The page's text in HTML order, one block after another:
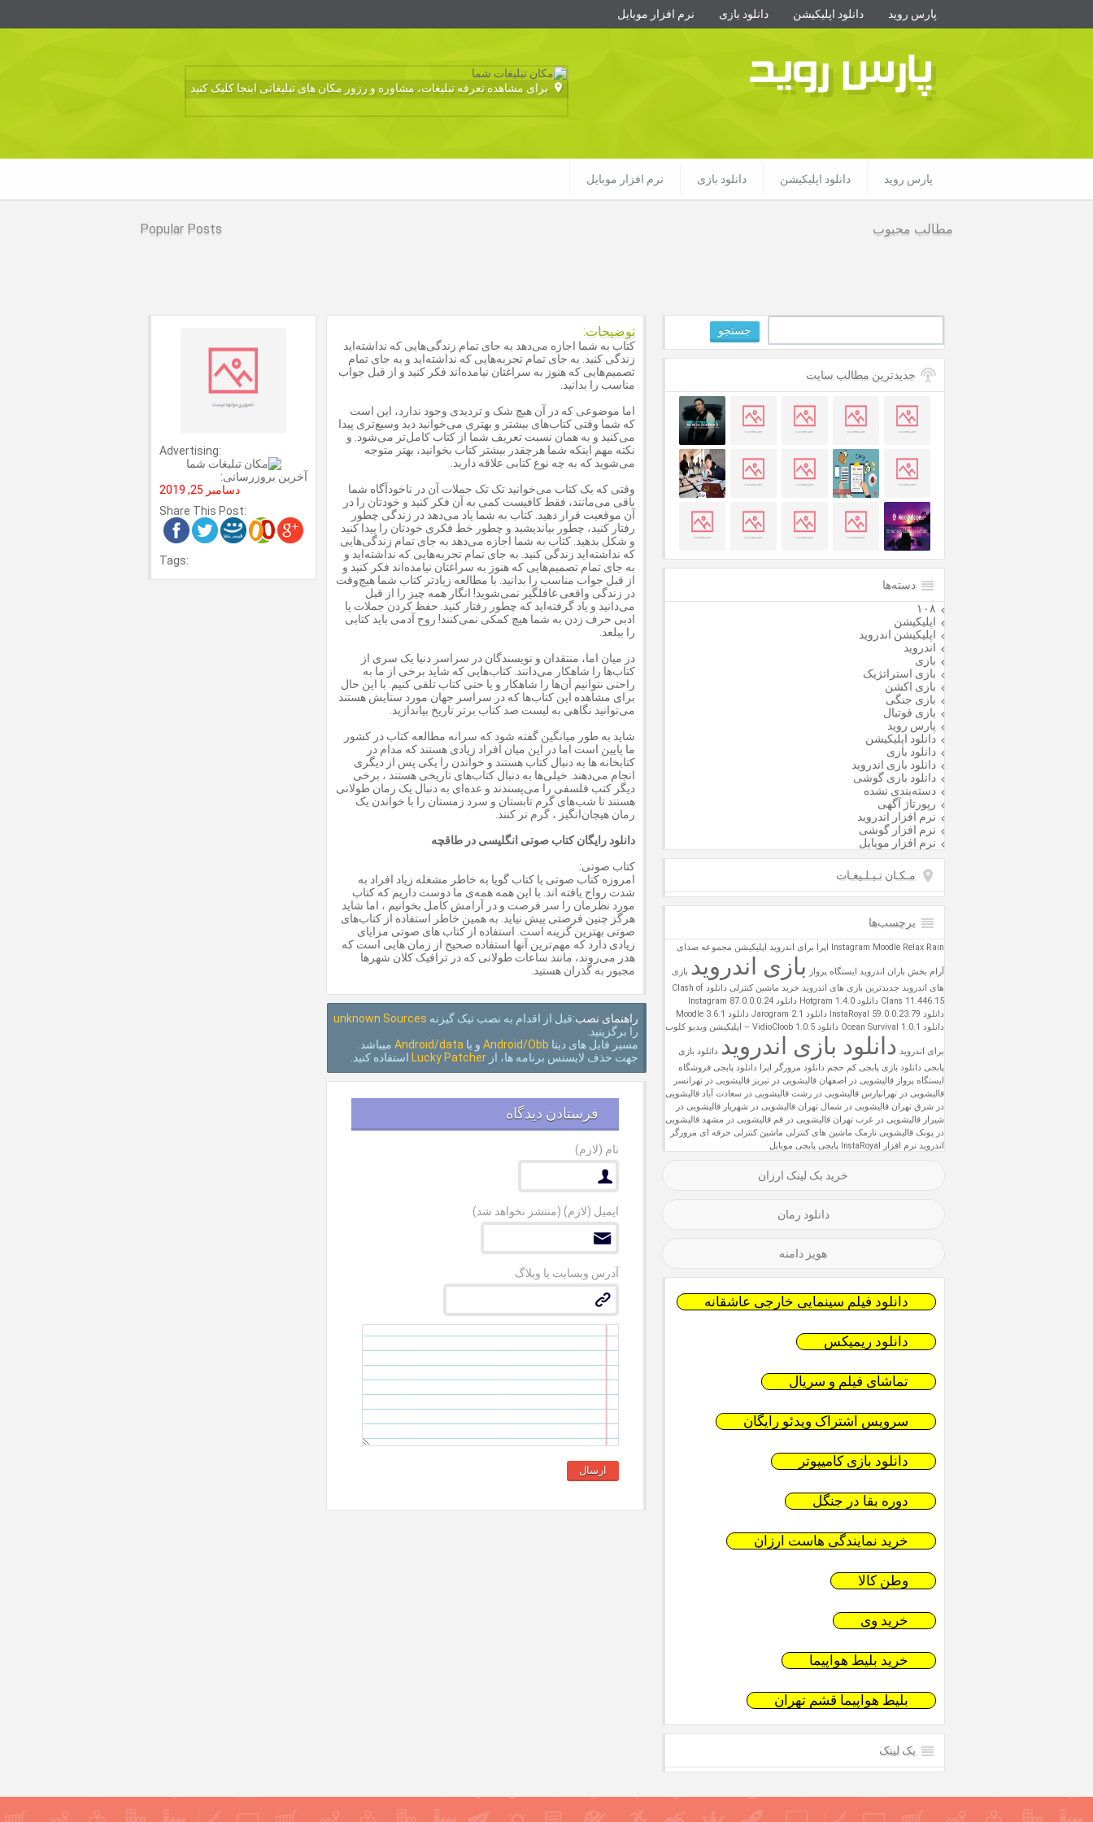
پارس روید دانلود اپلیکیشن دانلود بازی نرم افزار موبایل
پارس روید برای مشاهده تعرفه تبلیغات، مشاوره و رزور مکان های تبلیغاتی اینجا کلیک کنید
پارس روید دانلود اپلیکیشن دانلود بازی نرم افزار موبایل
Popular Posts مطالب محبوب
جستجو
جدیدترین مطالب سایت
دسته‌ها
۱۰۸
اپلیکیشن
اپلیکیشن اندروید
اندروید
بازی
بازی استراتژیک
بازی اکشن
بازی جنگی
بازی فوتبال
پارس روید
دانلود اپلیکیشن
دانلود بازی
دانلود بازی اندروید
دانلود بازی گوشی
دسته‌بندی نشده
رپورتاژ آگهی
نرم افزار اندروید
نرم افزار گوشی
نرم افزار موبایل
مـکـان تـبـلـیغـات
برچسب‌ها
Instagram Moodle Relax Rain اپرا برای اندروید اپلیکیشن مجموعه صدای
آرام بخش باران اندروید ایستگاه پرواز بازی اندروید بازی
های اندروید جدیدترین بازی های اندروید خرید ماشین کنترلی
دانلود Clash of
Clans 11.446.15 دانلود Hotgram 1.4.0
دانلود Instagram 87.0.0.0.24
دانلود InstaRoyal 59.0.0.23.79
دانلود Jarogram 2.1
دانلود Moodle 3.6.1
دانلود Ocean Survival 1.0.1
دانلود VidioCloob 1.0.5 – اپلیکیشن ویدیو کلوب
برای اندروید دانلود بازی اندروید دانلود بازی
پابجی دانلود بازی پابجی کم حجم دانلود مرورگر اپرا دانلود پابجی فروشگاه
ایستگاه پرواز قالیشویی در اصفهان قالیشویی در تبریز قالیشویی در تهرانسر
قالیشویی در تهرانپارس قالیشویی در رشت قالیشویی در سعادت آباد قالیشویی
در شرق تهران قالیشویی در شمال تهران قالیشویی در شهریار قالیشویی در
شیراز قالیشویی در غرب تهران قالیشویی در قم قالیشویی در مشهد قالیشویی
در پونک قالیشویی نارمک ماشین های کنترلی ماشین کنترلی حرفه ای مرورگر
اندروید نرم افزار InstaRoyal پابجی پابجی موبایل
خرید بک لینک ارزان
دانلود رمان
هویز دامنه
دانلود فیلم سینمایی خارجی عاشقانه
دانلود ریمیکس
تماشای فیلم و سریال
سرویس اشتراک ویدئو رایگان
دانلود بازی کامیپوتر
دوره بقا در جنگل
خرید نمایندگی هاست ارزان
وطن کالا
خرید وی
خرید بلیط هواپیما
بلیط هواپیما قشم تهران
بک لینک
توضیحات:
کتاب به شما اجازه می‌دهد به جای تمام زندگی‌هایی که نداشته‌اید
زندگی کنید. به جای تمام تجربه‌هایی که نداشته‌اید و به جای تمام
تصمیم‌هایی که هنوز به سراغتان نیامده‌اند فکر کنید و از قبل جواب
مناسب را بدانید.
اما موضوعی که در آن هیچ شک و تردیدی وجود ندارد، این است
که شما وقتی کتاب‌های بیشتر و بهتری می‌خوانید دید وسیع‌تری پیدا
می‌کنید و به همان نسبت تعریف شما از کتاب کامل‌تر می‌شود. و
نکته مهم اینکه شما هرچقدر بیشتر کتاب بخوانید، بهتر متوجه
می‌شوید که به چه نوع کتابی علاقه دارید.
وقتی که یک کتاب می‌خوانید تک تک جملات آن در ناخودآگاه شما
باقی می‌مانند، فقط کافیست کمی به آن فکر کنید و خودتان را در
آن موقعیت قرار دهید. کتاب به شما یاد می‌دهد در زندگی چطور
رفتار کنید، چطور بیاندیشید و چطور خط فکری خودتان را پیدا کنید
و شکل بدهید. کتاب به شما اجازه می‌دهد به جای تمام زندگی‌هایی
که نداشته‌اید زندگی کنید. به جای تمام تجربه‌هایی که نداشته‌اید و
به جای تمام تصمیم‌هایی که هنوز به سراغتان نیامده‌اند فکر کنید و
از قبل جواب مناسب را بدانید. با مطالعه زیادتر کتاب‌ شما هیچ‌وقت
در زندگی واقعی غافلگیر نمی‌شوید! انگار همه چیز را از قبل
می‌دانید و یاد گرفته‌اید که چطور رفتار کنید. حفظ کردن جملات یا
ادبی حرف زدن به شما هیچ کمکی نمی‌کنند! روح آدمی باید کتابی
را ببلعد.
در میان اما، منتقدان و نویسندگان در سراسر دنیا یک سری از
کتاب‌ها را شاهکار می‌دانند. کتاب‌هایی که شاید برخی از ما به
راحتی نتوانیم آن‌ها را شاهکار و یا حتی کتاب تلقی کنیم. با این حال
برای مشاهده این کتاب‌ها که در سراسر جهان مورد ستایش هستند
می‌توانید نگاهی به لیست صد کتاب برتر تاریخ بیاندازید.
شاید به طور میانگین گفته شود که سرانه مطالعه کتاب در کشور
ما پایین است اما در این میان افراد زیادی هستند که مدام در
کتابخانه ها به دنبال کتاب هستند و خواندن را یکی پس از دیگری
انجام می‌دهند. خیلی‌ها به دنبال کتاب‌های تاریخی هستند ، برخی
دیگر کتب فلسفی را می‌پسندند و عده‌ای به دنبال یک رمان طولانی
هستند تا شب‌های گرم تابستان و سرد زمستان را با خواندن یک
رمان هیجان‌انگیز ، گرم تر کنند.
دانلود رایگان کتاب صوتی انگلیسی در طاقچه
کتاب صوتی:
امروزه کتاب صوتی یا کتاب گویا به خاطر مشغله زیاد افراد به
شدت رواج یافته اند. با این همه همه‌ی ما دوست داریم که کتاب
مورد نظرمان را سر فرصت و در آرامش کامل بخوانیم ، اما شاید
هرگز چنین فرصتی پیش نیاید. به همین خاطر استفاده از کتاب‌های
صوتی بهترین گزینه است. استفاده از کتاب های صوتی مزایای
زیادی دارد که مهم‌ترین آنها استفاده صحیح از زمان هایی است که
هدر می‌روند، مانند ساعات طولانی که در ترافیک کلان شهرها
مجبور به گذران هستید.
Advertising:
آخرین بروزرسانی:
دسامبر 25, 2019
Share This Post:
Tags:
راهنمای نصب:قبل از اقدام به نصب تیک گیزنه unknown Sources
را برگزینید.
مسیر فایل های دیتا Android/Obb و یا Android/data میباشد.
جهت حذف لایسنس برنامه ها، ازLucky Patcher استفاده کنید.
فرستادن دیدگاه
نام (لازم)
ایمیل (لازم) (منتشر نخواهد شد)
آدرس وبسایت یا وبلاگ